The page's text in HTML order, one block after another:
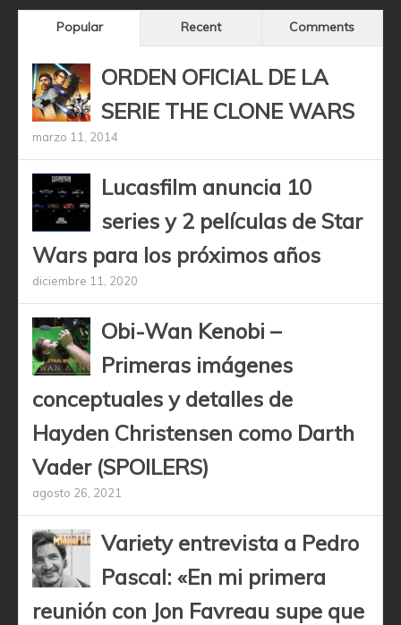
Popular Recent Comments
ORDEN OFICIAL DE LA
SERIE THE CLONE WARS
marzo 11, 2014
Lucasfilm anuncia 10
series y 2 películas de Star
Wars para los próximos años
diciembre 11, 2020
Obi-Wan Kenobi –
Primeras imágenes
conceptuales y detalles de
Hayden Christensen como Darth
Vader (SPOILERS)
agosto 26, 2021
Variety entrevista a Pedro
Pascal: «En mi primera
reunión con Jon Favreau supe que